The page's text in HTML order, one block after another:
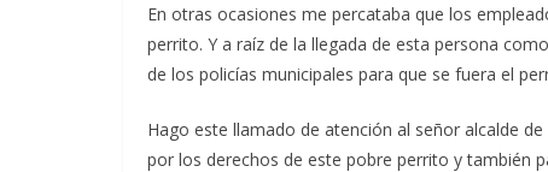
En otras ocasiones me percataba que los
perrito. Y a raíz de la llegada de esta persona
de los policías municipales para que se fuera el
Hago este llamado de atención al señor alcalde
por los derechos de este pobre perrito y también